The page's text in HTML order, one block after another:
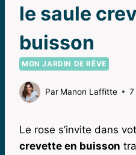
le saule
buisson
MON JARDIN DE RÊVE
Par Manon Laffitte 7
Le rose s’invite dans
crevette en buisson